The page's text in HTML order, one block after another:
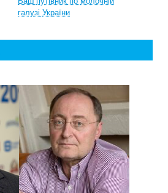
галузі України